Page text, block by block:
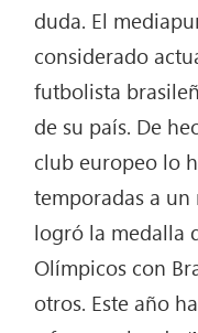
duda. El
considerado
futbolista
de su país. De
club europeo lo
temporadas a un
logró la medalla
Olímpicos con
otros. Este año